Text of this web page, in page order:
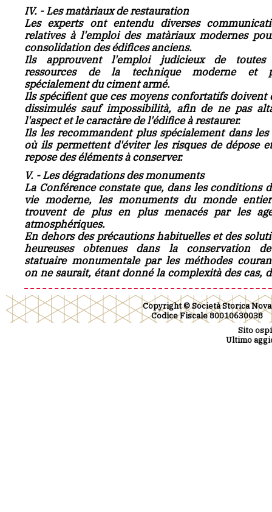
IV. - Les matàriaux de restauration
Les experts ont entendu diverses
relatives à l'emploi des matàriaux modernes
consolidation des édifices anciens.
Ils approuvent l'emploi judicieux de toutes
ressources de la technique moderne et
spécialement du ciment armé.
Ils spécifient que ces moyens confortatifs doivent
dissimulés sauf impossibilità, afin de ne pas
l'aspect et le caractàre de l'édifice à restaurer.
Ils les recommandent plus spécialement dans les
où ils permettent d'éviter les risques de dépose
repose des éléments à conserver.
V. - Les dégradations des monuments
La Conférence constate que, dans les conditions
vie moderne, les monuments du monde
trouvent de plus en plus menacés par les
atmosphériques.
En dehors des précautions habituelles et des
heureuses obtenues dans la conservation
statuaire monumentale par les méthodes
on ne saurait, étant donné la complexità des cas,
Copyright © Società Storica
Codice Fiscale
Sito
Ultimo